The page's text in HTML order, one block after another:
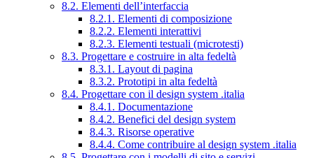
8.2. Elementi dell’interfaccia
8.2.1. Elementi di composizione
8.2.2. Elementi interattivi
8.2.3. Elementi testuali (microtesti)
8.3. Progettare e costruire in alta fedeltà
8.3.1. Layout di pagina
8.3.2. Prototipi in alta fedeltà
8.4. Progettare con il design system .italia
8.4.1. Documentazione
8.4.2. Benefici del design system
8.4.3. Risorse operative
8.4.4. Come contribuire al design system .italia